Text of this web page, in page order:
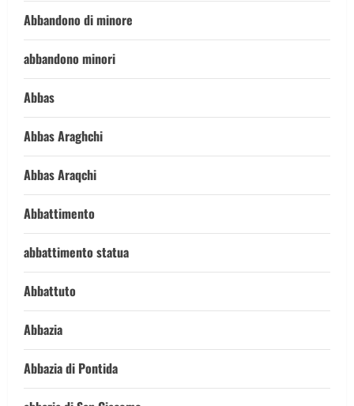
Abbandono di minore
abbandono minori
Abbas
Abbas Araghchi
Abbas Araqchi
Abbattimento
abbattimento statua
Abbattuto
Abbazia
Abbazia di Pontida